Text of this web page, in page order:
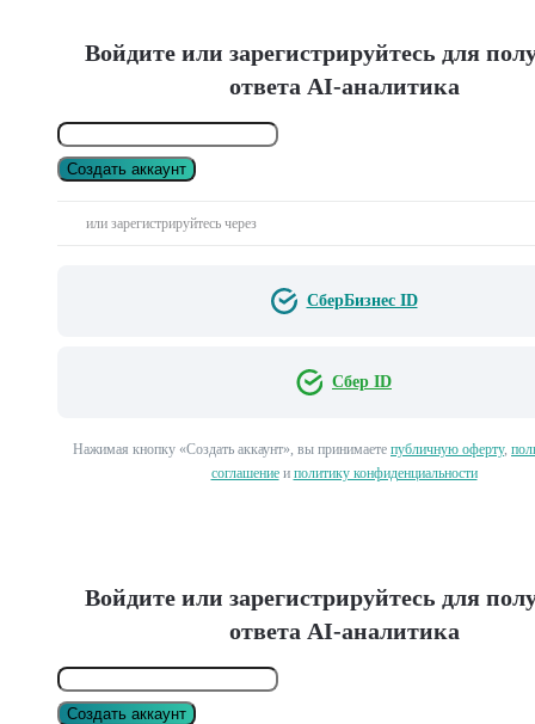
Войдите или зарегистрируйтесь для
ответа AI-аналитика
Создать аккаунт
или зарегистрируйтесь через
СберБизнес ID
Сбер ID
Нажимая кнопку «Создать аккаунт», вы принимаете публичную оферту,
соглашениеи политику конфиденциальности
Войдите или зарегистрируйтесь для
ответа AI-аналитика
Создать аккаунт